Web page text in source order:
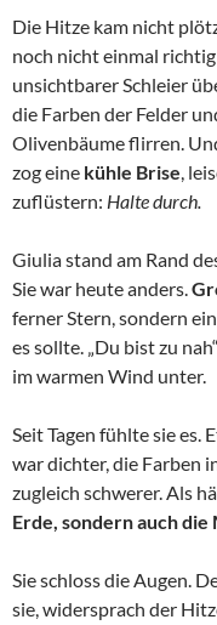
Die Hitze kam nicht
noch nicht einmal
unsichtbarer Schleier
die Farben der Felder
Olivenbäume flirren.
zog eine kühle Brise,
zuflüstern: Halte durch.
Giulia stand am Rand
Sie war heute anders.
ferner Stern, sondern
es sollte. „Du bist zu
im warmen Wind unter.
Seit Tagen fühlte sie es.
war dichter, die Farben
zugleich schwerer. Als
Erde, sondern auch
Sie schloss die Augen.
sie, widersprach der